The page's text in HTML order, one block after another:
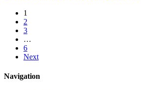
1
2
3
…
6
Next
Navigation